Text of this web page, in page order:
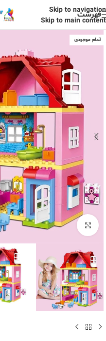
Skip to navigation
Skip to main content
فهرست
اتمام موجودی
برای بزرگنمایی کلیک کنید